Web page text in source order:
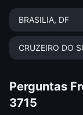
BRASILIA, DF
CRUZEIRO DO
Perguntas
3715